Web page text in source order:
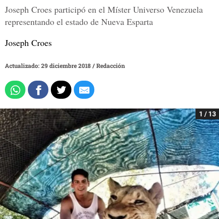
Joseph Croes participó en el Míster Universo Venezuela
representando el estado de Nueva Esparta
Joseph Croes
Actualizado: 29 diciembre 2018/Redacción
1 / 13